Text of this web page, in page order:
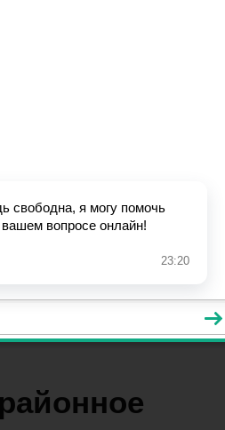
область>Ровенское
приставов — Ровное,